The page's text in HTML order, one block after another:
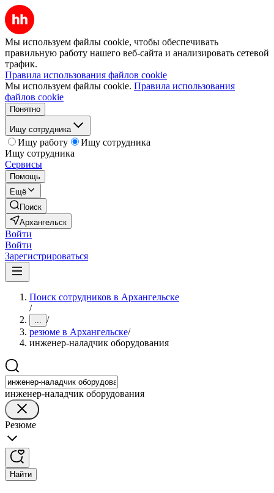
Мы используем файлы cookie, чтобы обеспечивать
правильную работу нашего веб-сайта и анализировать сетевой
трафик.
Правила использования файлов cookie
Мы используем файлы cookie. Правила использования
файлов cookie
Понятно
Ищу сотрудника
Ищу работу
Ищу сотрудника
Ищу сотрудника
Сервисы
Помощь
Ещё
Поиск
Архангельск
Войти
Войти
Зарегистрироваться
Поиск сотрудников в Архангельске
/
... /
резюме в Архангельске/
инженер-наладчик оборудования
инженер-наладчик оборудования
Резюме
Найти